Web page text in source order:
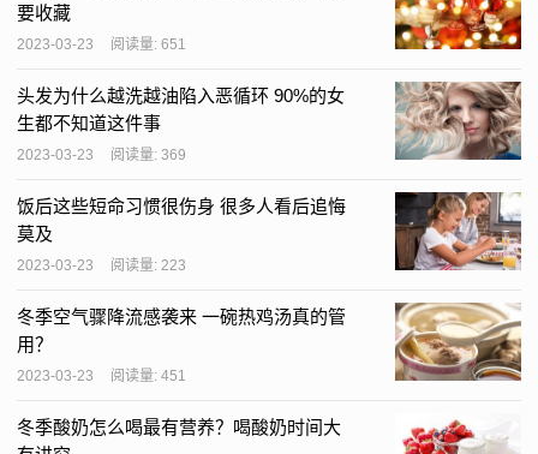
要收藏
2023-03-23 阅读量: 651
头发为什么越洗越油陷入恶循环 90%的女
生都不知道这件事
2023-03-23 阅读量: 369
饭后这些短命习惯很伤身 很多人看后追悔
莫及
2023-03-23 阅读量: 223
冬季空气骤降流感袭来 一碗热鸡汤真的管
用？
2023-03-23 阅读量: 451
冬季酸奶怎么喝最有营养？喝酸奶时间大